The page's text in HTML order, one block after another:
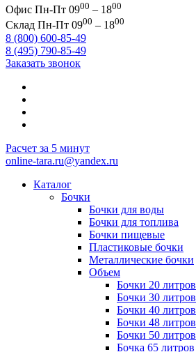
Офис Пн-Пт 0900 – 1800
Склад Пн-Пт 0900 – 1800
8 (800) 600-85-49
8 (495) 790-85-49
Заказать звонок
Расчет за 5 минут
online-tara.ru@yandex.ru
Каталог
Бочки
Бочки для воды
Бочки для топлива
Бочки пищевые
Пластиковые бочки
Металлические бочки
Объем
Бочки 20 литров
Бочки 30 литров
Бочки 40 литров
Бочки 48 литров
Бочки 50 литров
Бочка 65 литров